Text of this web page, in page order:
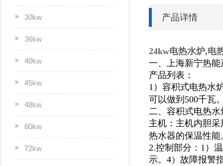
30kw
36kw
40kw
45kw
48kw
60kw
72kw
产品详情
24kw电热水炉,电
一、上海新宁热
产品列表：
1）容积式电热水
可以做到500千瓦
二、容积式电热
主机：主机内胆
热水器的保温性能
2.控制部分：1）
示。4）故障报警